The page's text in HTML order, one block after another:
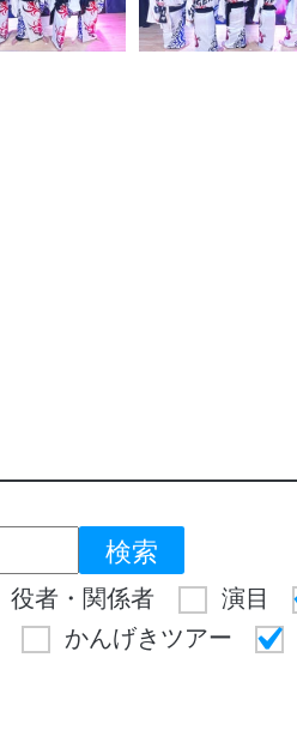
役者・関係者 演目
かんげきツアー